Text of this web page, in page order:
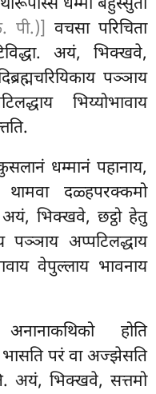
धम्मा बहुस्सुता
पी.)] वचसा परिचिता
अयं, भिक्खवे,
पञ्ञाय
भिय्योभावाय
धम्मानं पहानाय,
दळ्हपरक्कमो
भिक्खवे, छट्ठो हेतु
पञ्ञाय अप्पटिलद्धाय
वेपुल्लाय भावनाय
होति
परं वा अज्झेसति
अयं, भिक्खवे, सत्तमो